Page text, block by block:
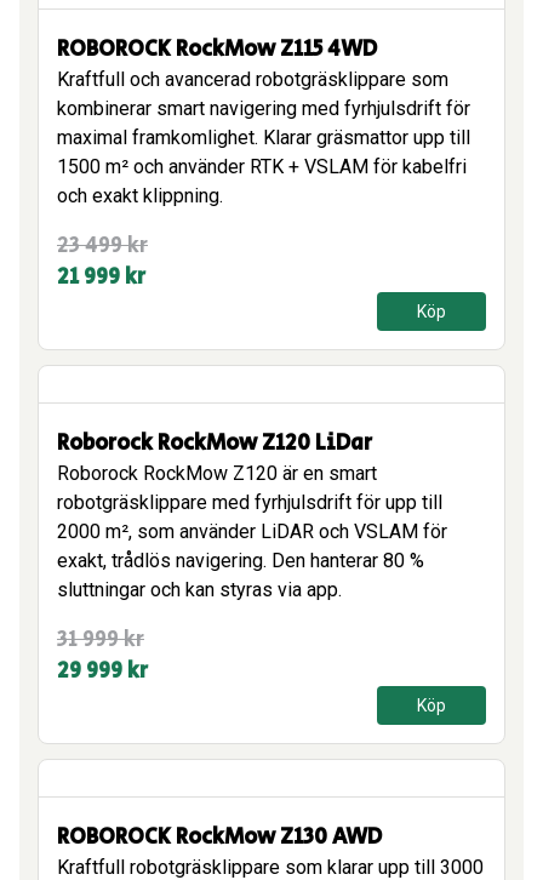
999 kr.
999 kr.
ROBOROCK RockMow Z115 4WD
Kraftfull och avancerad robotgräsklippare som
kombinerar smart navigering med fyrhjulsdrift för
maximal framkomlighet. Klarar gräsmattor upp till
1500 m² och använder RTK + VSLAM för kabelfri
och exakt klippning.
23 499kr
Det
ursprungliga
23
499 kr.
21 999kr
Det
nuvarande
21
999 kr.
Köp
Roborock RockMow Z120 LiDar
Roborock RockMow Z120 är en smart
robotgräsklippare med fyrhjulsdrift för upp till
2000 m², som använder LiDAR och VSLAM för
exakt, trådlös navigering. Den hanterar 80 %
sluttningar och kan styras via app.
31 999kr
Det
ursprungliga
31
999 kr.
29 999kr
Det
nuvarande
29
999 kr.
Köp
ROBOROCK RockMow Z130 AWD
Kraftfull robotgräsklippare som klarar upp till 3000